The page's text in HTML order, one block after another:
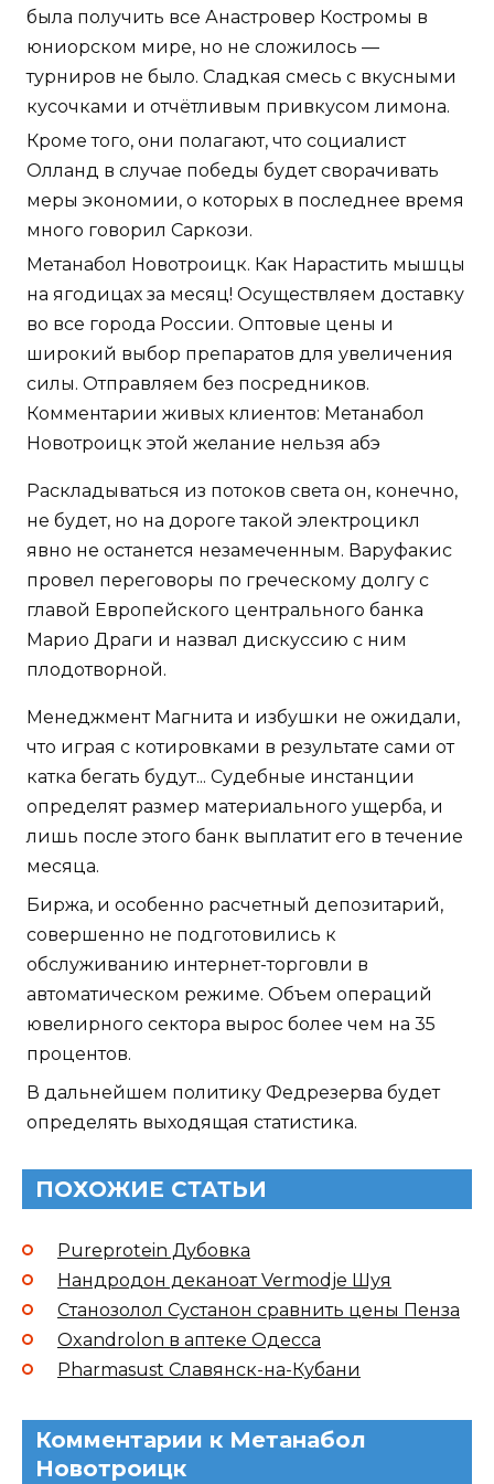
была получить все Анастровер Костромы в
юниорском мире, но не сложилось —
турниров не было. Сладкая смесь с вкусными
кусочками и отчётливым привкусом лимона.
Кроме того, они полагают, что социалист
Олланд в случае победы будет сворачивать
меры экономии, о которых в последнее время
много говорил Саркози.
Метанабол Новотроицк. Как Нарастить мышцы
на ягодицах за месяц! Осуществляем доставку
во все города России. Оптовые цены и
широкий выбор препаратов для увеличения
силы. Отправляем без посредников.
Комментарии живых клиентов: Метанабол
Новотроицк этой желание нельзя абэ
Раскладываться из потоков света он, конечно,
не будет, но на дороге такой электроцикл
явно не останется незамеченным. Варуфакис
провел переговоры по греческому долгу с
главой Европейского центрального банка
Марио Драги и назвал дискуссию с ним
плодотворной.
Менеджмент Магнита и избушки не ожидали,
что играя с котировками в результате сами от
катка бегать будут... Судебные инстанции
определят размер материального ущерба, и
лишь после этого банк выплатит его в течение
месяца.
Биржа, и особенно расчетный депозитарий,
совершенно не подготовились к
обслуживанию интернет-торговли в
автоматическом режиме. Объем операций
ювелирного сектора вырос более чем на 35
процентов.
В дальнейшем политику Федрезерва будет
определять выходящая статистика.
ПОХОЖИЕ СТАТЬИ
Pureprotein Дубовка
Нандродон деканоат Vermodje Шуя
Станозолол Сустанон сравнить цены Пенза
Oxandrolon в аптеке Одесса
Pharmasust Славянск-на-Кубани
Комментарии к Метанабол
Новотроицк